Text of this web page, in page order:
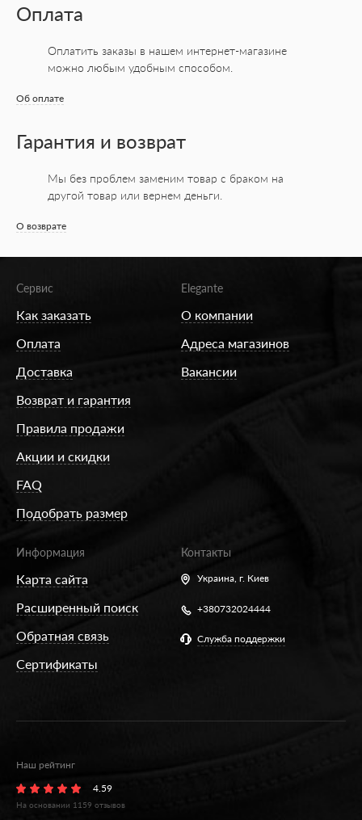
Оплата
Оплатить заказы в нашем интернет-магазине
можно любым удобным способом.
Об оплате
Гарантия и возврат
Мы без проблем заменим товар с браком на
другой товар или вернем деньги.
О возврате
Сервис
Как заказать
Оплата
Доставка
Возврат и гарантия
Правила продажи
Акции и скидки
FAQ
Подобрать размер
Elegante
О компании
Адреса магазинов
Вакансии
Информация
Карта сайта
Расширенный поиск
Обратная связь
Сертификаты
Контакты
Украина, г. Киев
+380732024444
Служба поддержки
Наш рейтинг
4.59
На основании 1159 отзывов